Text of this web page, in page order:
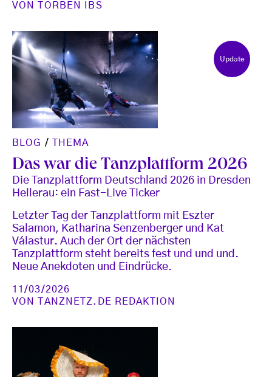
VON
TORBEN IBS
Update
BLOG / THEMA
Das war die Tanzplattform 2026
Die Tanzplattform Deutschland 2026 in Dresden
Hellerau: ein Fast-Live Ticker
Letzter Tag der Tanzplattform mit Eszter
Salamon, Katharina Senzenberger und Kat
Válastur. Auch der Ort der nächsten
Tanzplattform steht bereits fest und und und.
Neue Anekdoten und Eindrücke.
11/03/2026
VON
TANZNETZ.DE REDAKTION